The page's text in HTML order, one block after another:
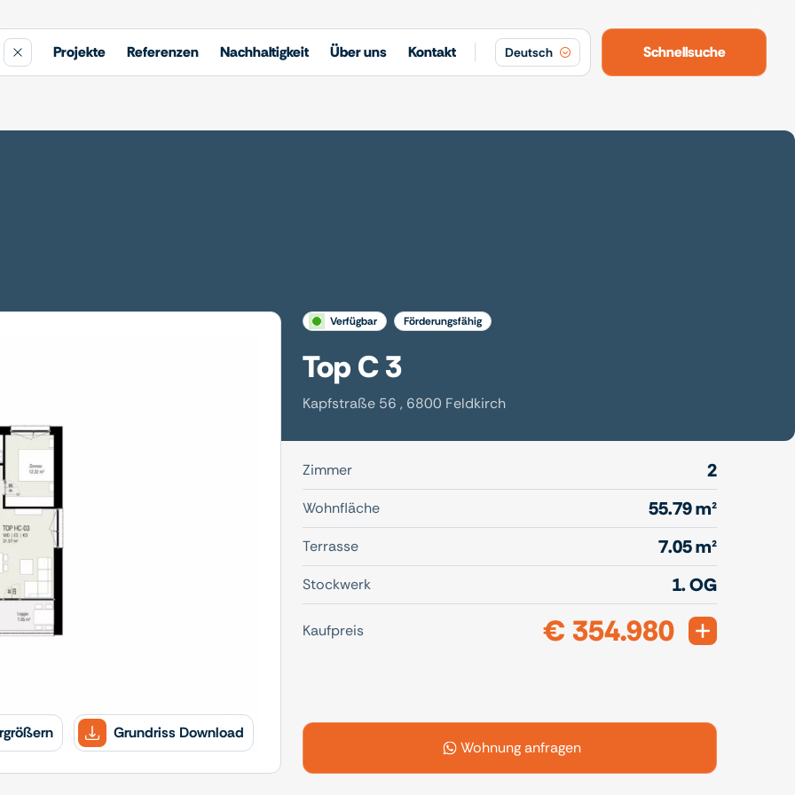
Projekte Referenzen Nachhaltigkeit Über uns Kontakt Deutsch Schnellsuche
Grundriss Download
verfügbar förderungsfähig
Top C 3
Kapfstraße 56 , 6800 Feldkirch
Zimmer 2
Wohnfläche 55.79 m²
Terrasse 7.05 m²
Stockwerk 1. OG
Kaufpreis € 354.980
Wohnung anfragen